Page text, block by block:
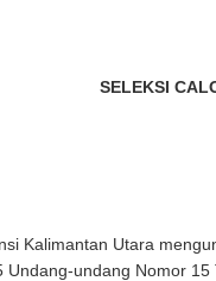
SELEKSI
Kalimantan Utara
undang Nomor